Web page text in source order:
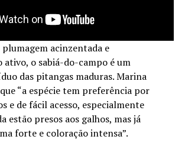
acinzentada e
o sabiá-do-campo é um
das pitangas maduras. Marina
“a espécie tem preferência por
e de fácil acesso, especialmente
estão presos aos galhos, mas já
forte e coloração intensa”.